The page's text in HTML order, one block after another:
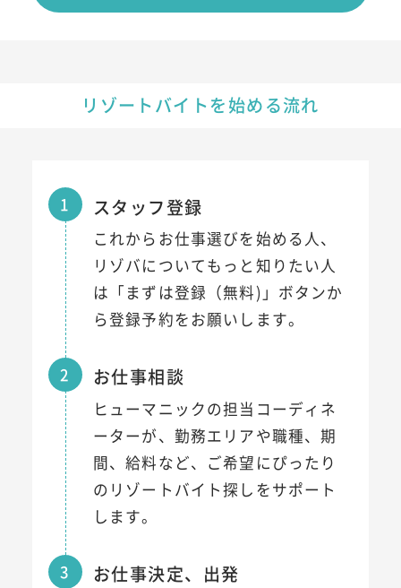
リゾートバイトを始める流れ
1 スタッフ登録
これからお仕事選びを始める人、
リゾバについてもっと知りたい人
は「まずは登録（無料)」ボタンか
ら登録予約をお願いします。
2 お仕事相談
ヒューマニックの担当コーディネ
ーターが、勤務エリアや職種、期
間、給料など、ご希望にぴったり
のリゾートバイト探しをサポート
します。
3 お仕事決定、出発